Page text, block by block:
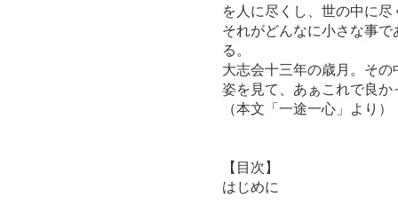
を人に尽くし、世の中に尽
それがどんなに小さな事
る。
大志会十三年の歳月。そ
姿を見て、あぁこれで良
（本文「一途一心」より）
【目次】
はじめに